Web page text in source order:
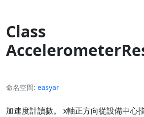
Class
命名空間 easyar
加速度計讀數。 x軸正方向從設備中心